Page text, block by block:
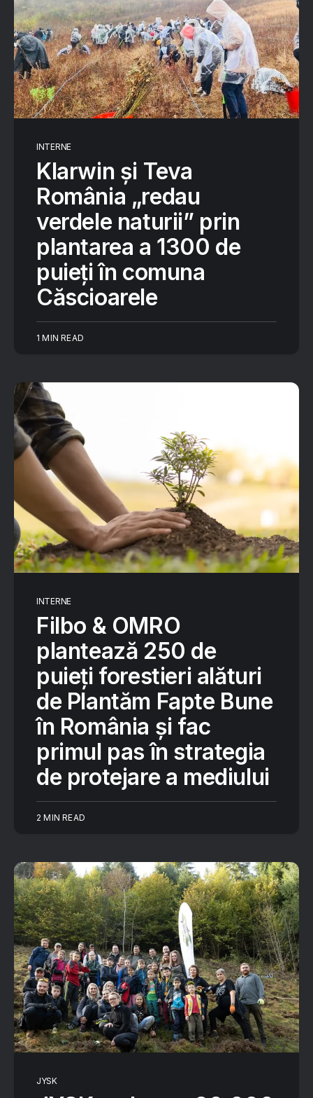
INTERNE
Klarwin și Teva
România „redau
verdele naturii” prin
plantarea a 1300 de
puieți în comuna
Căscioarele
1 MIN READ
INTERNE
Filbo & OMRO
plantează 250 de
puieți forestieri alături
de Plantăm Fapte Bune
în România și fac
primul pas în strategia
de protejare a mediului
2 MIN READ
JYSK